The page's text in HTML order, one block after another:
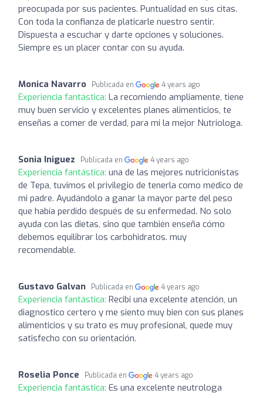
preocupada por sus pacientes. Puntualidad en sus citas.
Con toda la confianza de platicarle nuestro sentir.
Dispuesta a escuchar y darte opciones y soluciones.
Siempre es un placer contar con su ayuda.
Monica Navarro Publicada en 4 years ago
Experiencia fantástica: La recomiendo ampliamente, tiene
muy buen servicio y excelentes planes alimenticios, te
enseñas a comer de verdad, para mi la mejor Nutriologa.
Sonia Iniguez Publicada en 4 years ago
Experiencia fantástica: una de las mejores nutricionistas
de Tepa, tuvimos el privilegio de tenerla como médico de
mi padre. Ayudándolo a ganar la mayor parte del peso
que había perdido después de su enfermedad. No solo
ayuda con las dietas, sino que también enseña cómo
debemos equilibrar los carbohidratos. muy
recomendable.
Gustavo Galvan Publicada en 4 years ago
Experiencia fantástica: Recibi una excelente atención, un
diagnostico certero y me siento muy bien con sus planes
alimenticios y su trato es muy profesional, quede muy
satisfecho con su orientación.
Roselia Ponce Publicada en 4 years ago
Experiencia fantástica: Es una excelente neutrologa